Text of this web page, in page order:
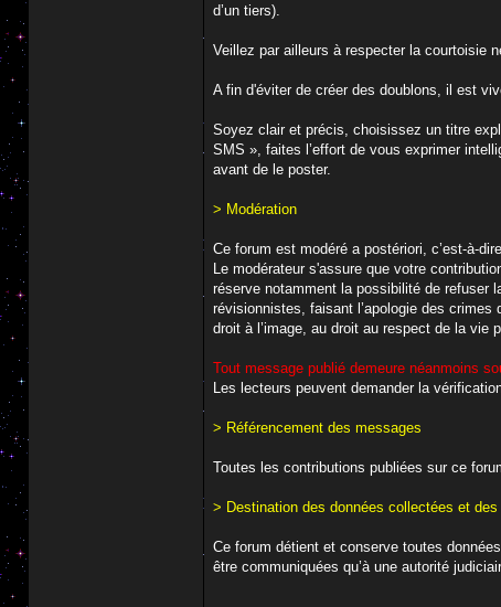
d’un tiers).
Veillez par ailleurs à respecter la courtoisie
A fin d'éviter de créer des doublons, il est
Soyez clair et précis, choisissez un titre
SMS », faites l’effort de vous exprimer
avant de le poster.
> Modération
Ce forum est modéré a postériori, c’est-à-
Le modérateur s'assure que votre
réserve notamment la possibilité de refuser
révisionnistes, faisant l’apologie des
droit à l’image, au droit au respect de la vie
Tout message publié demeure néanmoins
Les lecteurs peuvent demander la
> Référencement des messages
Toutes les contributions publiées sur ce
> Destination des données collectées et
Ce forum détient et conserve toutes
être communiquées qu’à une autorité